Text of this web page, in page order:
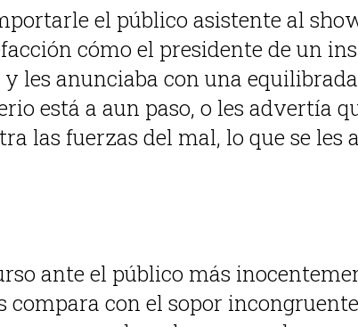
el público asistente al
cómo el presidente de un
les anunciaba con una
está a aun paso, o les advertía
las fuerzas del mal, lo que se les
ante el público más
compara con el sopor